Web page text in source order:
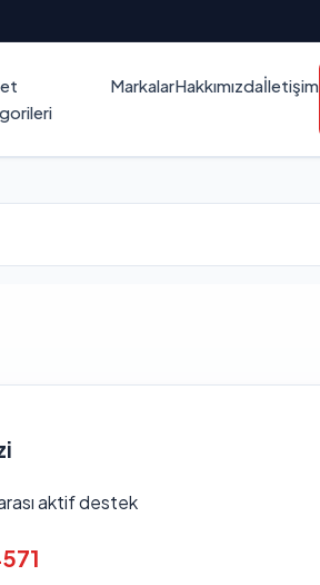
MarkalarHakkımızdaİletişim
aktif destek